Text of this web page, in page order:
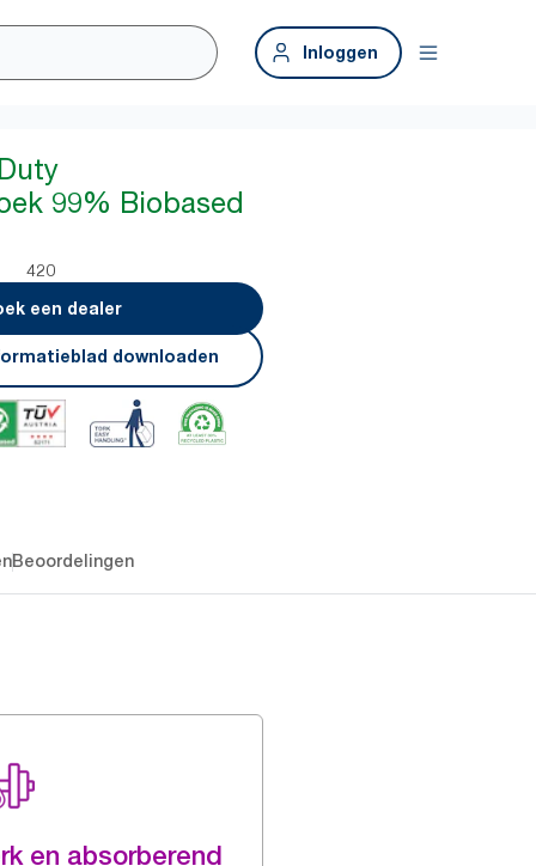
Inloggen
99% Biobased
420
een dealer
downloaden
Beoordelingen
en absorberend